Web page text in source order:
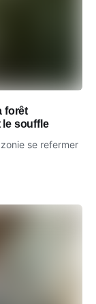
forêt
le souffle
se refermer